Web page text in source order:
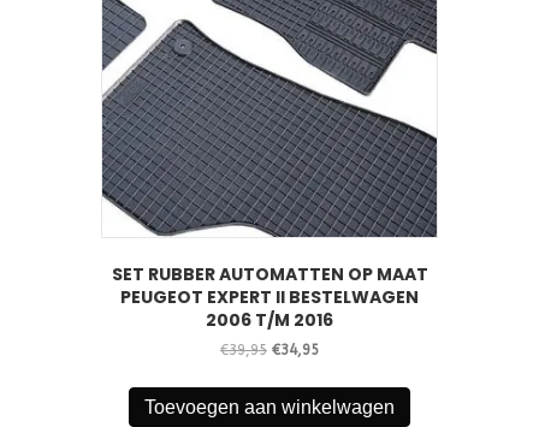
SET RUBBER AUTOMATTEN OP MAAT
PEUGEOT EXPERT II BESTELWAGEN
2006 T/M 2016
€39,95 Oorspronkelijke
was:
€39,95.
€34,95Huidige
is:
€34,95.
Toevoegen aan winkelwagen